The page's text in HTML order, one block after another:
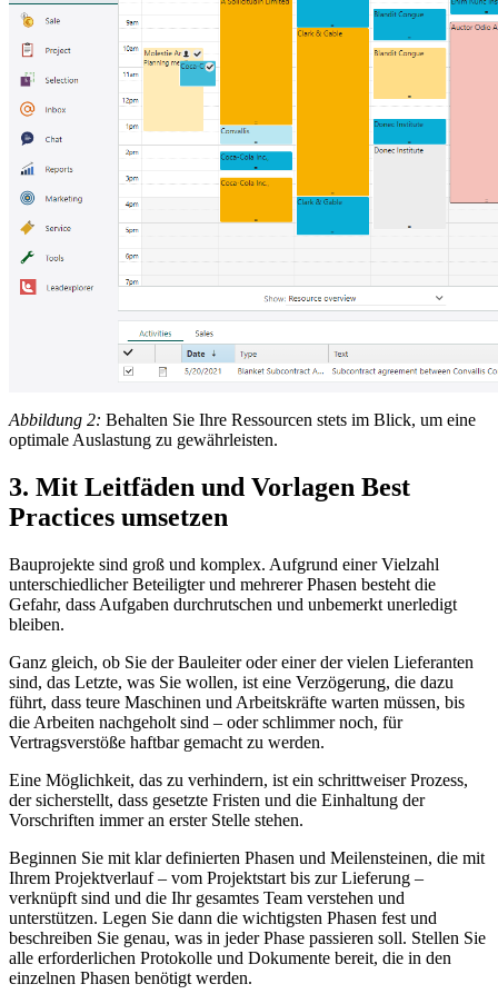
Abbildung 2: Behalten Sie Ihre Ressourcen stets im Blick, um eine
optimale Auslastung zu gewährleisten.
3. Mit Leitfäden und Vorlagen Best
Practices umsetzen
Bauprojekte sind groß und komplex. Aufgrund einer Vielzahl
unterschiedlicher Beteiligter und mehrerer Phasen besteht die
Gefahr, dass Aufgaben durchrutschen und unbemerkt unerledigt
bleiben.
Ganz gleich, ob Sie der Bauleiter oder einer der vielen Lieferanten
sind, das Letzte, was Sie wollen, ist eine Verzögerung, die dazu
führt, dass teure Maschinen und Arbeitskräfte warten müssen, bis
die Arbeiten nachgeholt sind – oder schlimmer noch, für
Vertragsverstöße haftbar gemacht zu werden.
Eine Möglichkeit, das zu verhindern, ist ein schrittweiser Prozess,
der sicherstellt, dass gesetzte Fristen und die Einhaltung der
Vorschriften immer an erster Stelle stehen.
Beginnen Sie mit klar definierten Phasen und Meilensteinen, die mit
Ihrem Projektverlauf – vom Projektstart bis zur Lieferung –
verknüpft sind und die Ihr gesamtes Team verstehen und
unterstützen. Legen Sie dann die wichtigsten Phasen fest und
beschreiben Sie genau, was in jeder Phase passieren soll. Stellen Sie
alle erforderlichen Protokolle und Dokumente bereit, die in den
einzelnen Phasen benötigt werden.